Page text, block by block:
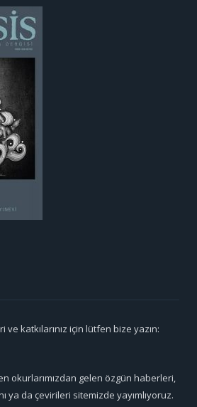
ve katkılarınız için lütfen bize yazın:
okurlarımızdan gelen özgün haberleri,
ya da çevirileri sitemizde yayımlıyoruz.